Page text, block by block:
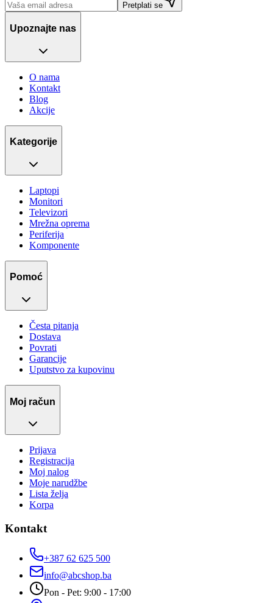
Pretplati se
Upoznajte nas
O nama
Kontakt
Blog
Akcije
Kategorije
Laptopi
Monitori
Televizori
Mrežna oprema
Periferija
Komponente
Pomoć
Česta pitanja
Dostava
Povrati
Garancije
Uputstvo za kupovinu
Moj račun
Prijava
Registracija
Moj nalog
Moje narudžbe
Lista želja
Korpa
Kontakt
+387 62 625 500
info@abcshop.ba
Pon - Pet: 9:00 - 17:00